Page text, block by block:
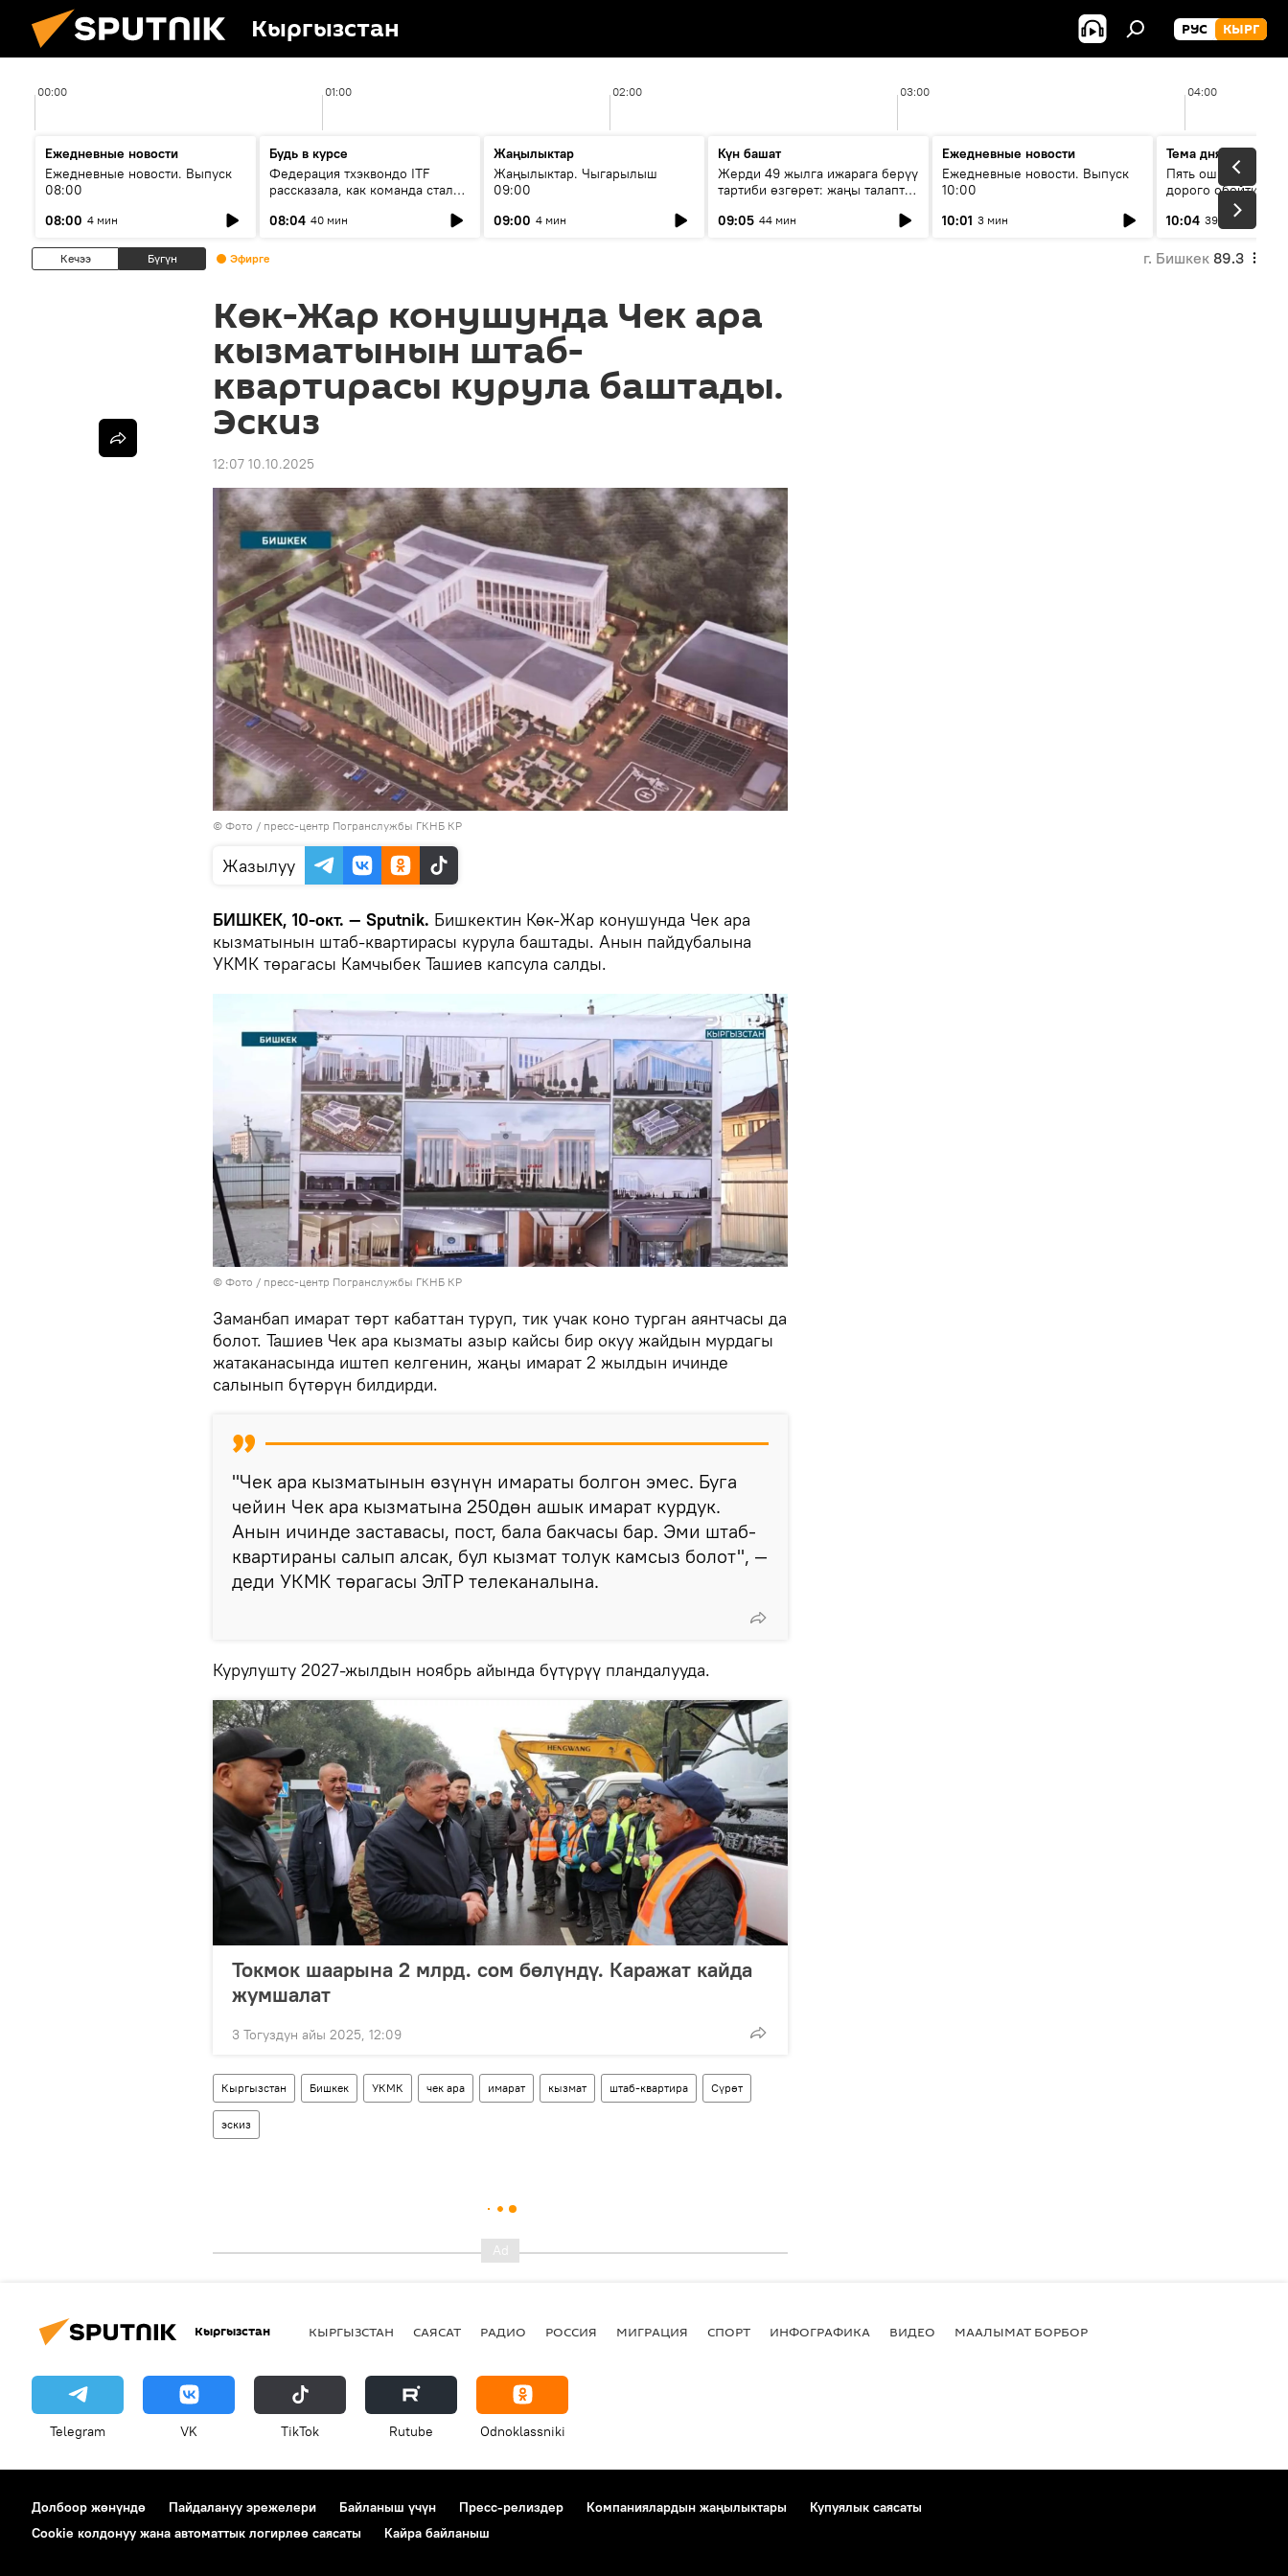
Кыргызстан РУС КЫРГ
00:00 01:00 02:00 03:00 04:00
Ежедневные новости
Ежедневные новости. Выпуск
08:00
08:00 4 мин
Будь в курсе
Федерация тхэквондо ITF
рассказала, как команда стала
08:04 40 мин
Жаңылыктар
Жаңылыктар. Чыгарылыш
09:00
09:00 4 мин
Күн башат
Жерди 49 жылга ижарага берүү
тартиби өзгөрөт: жаңы талаптар
09:05 44 мин
Ежедневные новости
Ежедневные новости. Выпуск
10:00
10:01 3 мин
Тема дня
Пять ошибок
дорого обойтись
10:04 39 мин
Кечээ Бүгүн Эфирге г. Бишкек 89.3
Көк-Жар конушунда Чек ара
кызматынын штаб-
квартирасы курула баштады.
Эскиз
12:07 10.10.2025
© Фото / пресс-центр Погранслужбы ГКНБ КР
Жазылуу
БИШКЕК, 10-окт. — Sputnik. Бишкектин Көк-Жар конушунда Чек ара
кызматынын штаб-квартирасы курула баштады. Анын пайдубалына
УКМК төрагасы Камчыбек Ташиев капсула салды.
© Фото / пресс-центр Погранслужбы ГКНБ КР
Заманбап имарат төрт кабаттан туруп, тик учак коно турган аянтчасы да
болот. Ташиев Чек ара кызматы азыр кайсы бир окуу жайдын мурдагы
жатаканасында иштеп келгенин, жаңы имарат 2 жылдын ичинде
салынып бүтөрүн билдирди.
"Чек ара кызматынын өзүнүн имараты болгон эмес. Буга
чейин Чек ара кызматына 250дөн ашык имарат курдук.
Анын ичинде заставасы, пост, бала бакчасы бар. Эми штаб-
квартираны салып алсак, бул кызмат толук камсыз болот", —
деди УКМК төрагасы ЭлТР телеканалына.
Курулушту 2027-жылдын ноябрь айында бүтүрүү пландалууда.
Токмок шаарына 2 млрд. сом бөлүндү. Каражат кайда
жумшалат
3 Тогуздун айы 2025, 12:09
Кыргызстан Бишкек УКМК чек ара имарат кызмат штаб-квартира Сүрөт
эскиз
Кыргызстан КЫРГЫЗСТАН САЯСАТ РАДИО РОССИЯ МИГРАЦИЯ СПОРТ ИНФОГРАФИКА ВИДЕО МААЛЫМАТ БОРБОР
Telegram VK ТikТоk Rutube Odnoklassniki
Долбоор жөнүндө Пайдалануу эрежелери Байланыш үчүн Пресс-релиздер Компаниялардын жаңылыктары
Купуялык саясаты
Cookie колдонуу жана автоматтык логирлөө саясаты
Кайра байланыш